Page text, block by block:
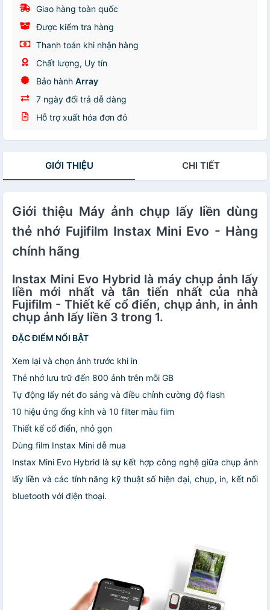
Giao hàng toàn quốc
Được kiểm tra hàng
Thanh toán khi nhận hàng
Chất lượng, Uy tín
Bảo hành Array
7 ngày đổi trả dễ dàng
Hỗ trợ xuất hóa đơn đỏ
GIỚI THIỆU CHI TIẾT
Giới thiệu Máy ảnh chụp lấy liền dùng
thẻ nhớ Fujifilm Instax Mini Evo - Hàng
chính hãng
Instax Mini Evo Hybrid là máy chụp ảnh lấy
liền mới nhất và tân tiến nhất của nhà
Fujifilm - Thiết kế cổ điển, chụp ảnh, in ảnh
chụp ảnh lấy liền 3 trong 1.
ĐẶC ĐIỂM NỔI BẬT
Xem lại và chọn ảnh trước khi in
Thẻ nhớ lưu trữ đến 800 ảnh trên mỗi GB
Tự động lấy nét đo sáng và điều chỉnh cường độ flash
10 hiệu ứng ống kính và 10 filter màu film
Thiết kế cổ điển, nhỏ gọn
Dùng film Instax Mini dễ mua
Instax Mini Evo Hybrid là sự kết hợp công nghệ giữa chụp ảnh
lấy liền và các tính năng kỹ thuật số hiện đại, chụp, in, kết nối
bluetooth với điện thoại.